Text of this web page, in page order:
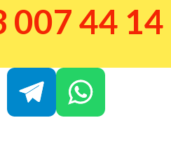
007 44 14